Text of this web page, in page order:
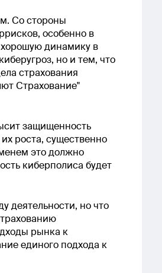
Со стороны
особенно в
хорошую динамику в
но и тем, что
страхования
Страхование"
защищенность
роста, существенно
это должно
киберполиса будет
деятельности, но что
рынка к
единого подхода к